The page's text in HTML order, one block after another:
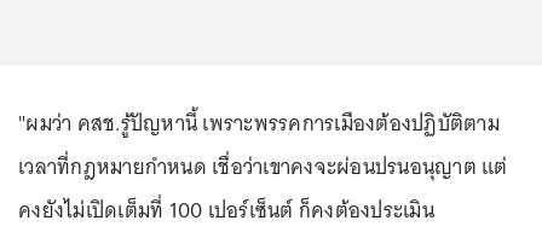
"ผมว่า คสช.รู้ปัญหานี้ เพราะพรรคการเมืองต้องปฏิบัติตาม
เวลาที่กฎหมายกำหนด เชื่อว่าเขาคงจะผ่อนปรนอนุญาต แต่
คงยังไม่เปิดเต็มที่ 100 เปอร์เซ็นต์ ก็คงต้องประเมิน